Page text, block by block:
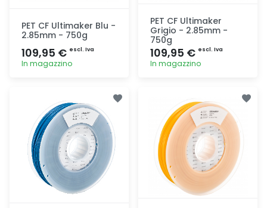
PET CF Ultimaker Blu -
2.85mm - 750g
109,95 € escl. Iva
In magazzino
PET CF Ultimaker
Grigio - 2.85mm -
750g
109,95 € escl. Iva
In magazzino